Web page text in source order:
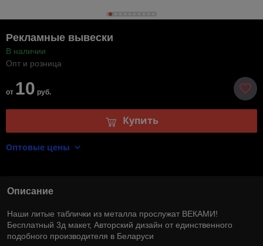
Рекламные вывески
В наличии
Опт и розница
от 10 руб.
Купить
Оптовые цены
Описание
Наши литые таблички из металла прослужат ВЕКАМИ!
Бесплатный 3д макет, Авторский дизайн от единственного
подобного производителя в Беларуси